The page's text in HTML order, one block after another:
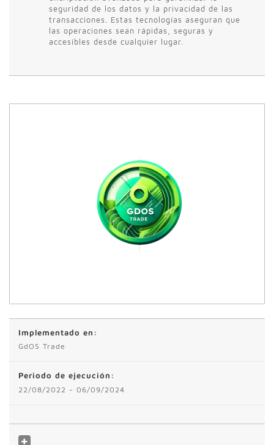
seguridad de los datos y la privacidad de las
transacciones. Estas tecnologías aseguran que
las operaciones sean rápidas, seguras y
accesibles desde cualquier lugar.
Implementado en:
GdOS Trade
Periodo de ejecución:
22/08/2022 - 06/09/2024